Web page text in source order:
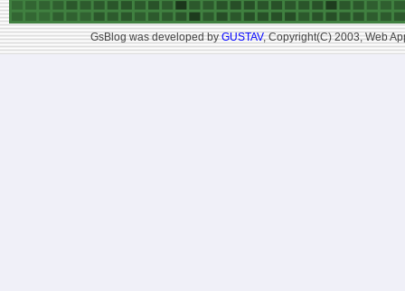
GsBlog was developed byGUSTAV, Copyright(C) 2003, Web